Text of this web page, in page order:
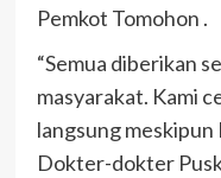
Pemkot Tomohon .
“Semua diberikan
masyarakat. Kami
langsung meskipun
Dokter-dokter